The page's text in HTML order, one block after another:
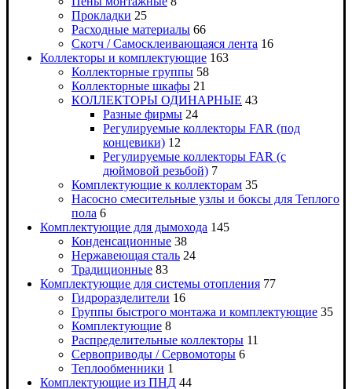
Прокладки 25
Расходные материалы 66
Скотч / Самосклеивающаяся лента 16
Коллекторы и комплектующие 163
Коллекторные группы 58
Коллекторные шкафы 21
КОЛЛЕКТОРЫ ОДИНАРНЫЕ 43
Разные фирмы 24
Регулируемые коллекторы FAR (под
концевики) 12
Регулируемые коллекторы FAR (с
дюймовой резьбой) 7
Комплектующие к коллекторам 35
Насосно смесительные узлы и боксы для Теплого
пола 6
Комплектующие для дымохода 145
Конденсационные 38
Нержавеющая сталь 24
Традиционные 83
Комплектующие для системы отопления 77
Гидроразделители 16
Группы быстрого монтажа и комплектующие 35
Комплектующие 8
Распределительные коллекторы 11
Сервоприводы / Сервомоторы 6
Теплообменники 1
Комплектующие из ПНД 44